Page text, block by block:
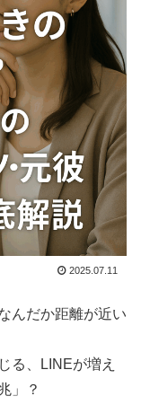
2025.07.11
んだか距離が近い
る、LINEが増え
」？